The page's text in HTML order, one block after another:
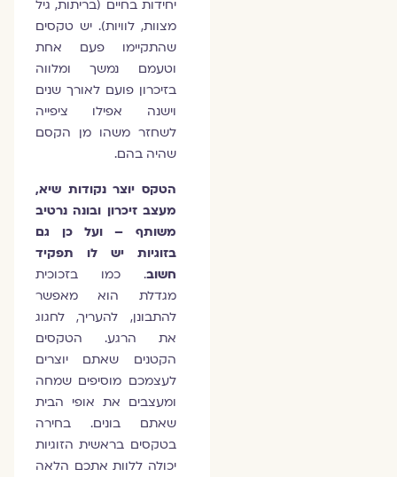
יחידות בחיים (בריתות, גיל
מצוות, לוויות). יש טקסים
שהתקיימו פעם אחת
וטעמם נמשך ומלווה
בזיכרון פועם לאורך שנים
וישנה אפילו ציפייה
לשחזר משהו מן הקסם
שהיה בהם.
הטקס יוצר נקודות שיא,
מעצב זיכרון ובונה נרטיב
משותף – ועל כן גם
בזוגיות יש לו תפקיד
חשוב. כמו בזכוכית
מגדלת הוא מאפשר
להתבונן, להעריך, לחגוג
את הרגע. הטקסים
הקטנים שאתם יוצרים
לעצמכם מוסיפים שמחה
ומעצבים את אופי הבית
שאתם בונים. בחירה
בטקסים בראשית הזוגיות
יכולה ללוות אתכם הלאה